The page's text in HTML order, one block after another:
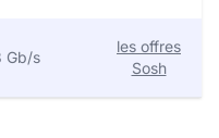
Gb/s
les offres
Sosh